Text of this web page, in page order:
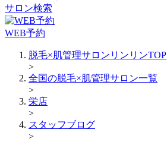
サロン検索
WEB予約
脱毛×肌管理サロンリンリンTOP
>
全国の脱毛×肌管理サロン一覧
>
栄店
>
スタッフブログ
>